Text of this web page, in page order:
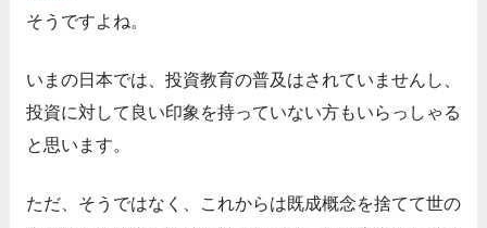
そうですよね。
いまの日本では、投資教育の普及はされていませんし、
投資に対して良い印象を持っていない方もいらっしゃる
と思います。
ただ、そうではなく、これからは既成概念を捨てて世の